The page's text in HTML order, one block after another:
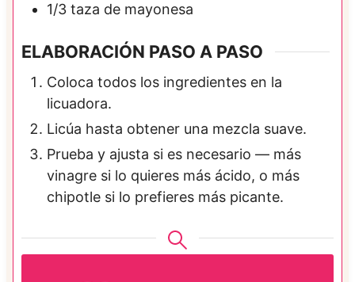
1/3 taza de mayonesa
ELABORACIÓN PASO A PASO
Coloca todos los ingredientes en la
licuadora.
Licúa hasta obtener una mezcla suave.
Prueba y ajusta si es necesario — más
vinagre si lo quieres más ácido, o más
chipotle si lo prefieres más picante.